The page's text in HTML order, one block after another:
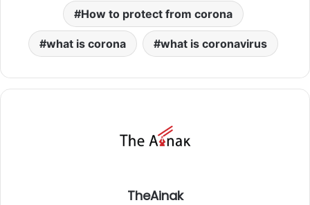
How to protect from corona
what is corona what is coronavirus
TheAinak